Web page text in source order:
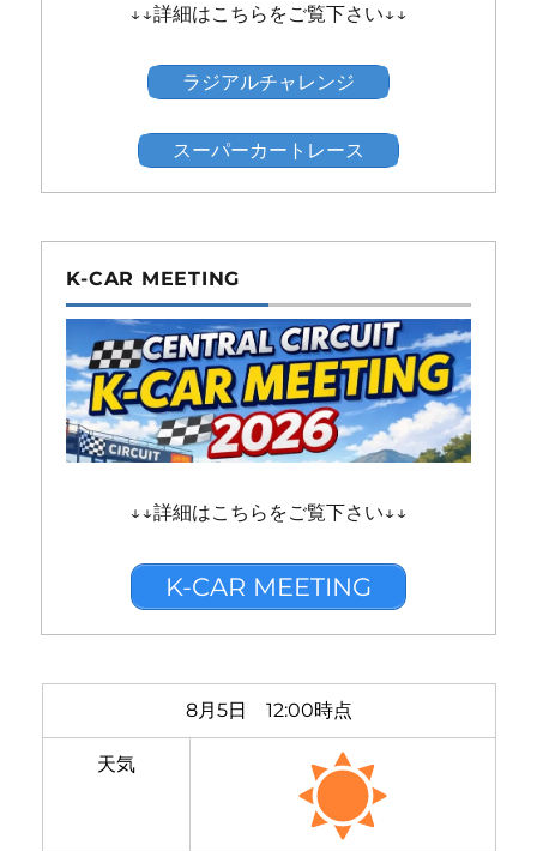
↓↓詳細はこちらをご覧下さい↓↓
ラジアルチャレンジ
スーパーカートレース
K-CAR MEETING
↓↓詳細はこちらをご覧下さい↓↓
K-CAR MEETING
8月5日 12:00時点
天気